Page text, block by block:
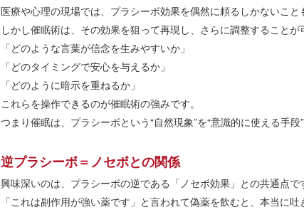
医療や心理の現場では、プラシーボ効果を偶然に頼るしかないこと
しかし催眠術は、その効果を狙って再現し、さらに調整することが
「どのような言葉が信念を生みやすいか」
「どのタイミングで安心を与えるか」
「どのように暗示を重ねるか」
これらを操作できるのが催眠術の強みです。
つまり催眠は、プラシーボという“自然現象”を“意識的に使える手
逆プラシーボ＝ノセボとの関係
興味深いのは、プラシーボの逆である「ノセボ効果」との共通点で
「これは副作用が強い薬です」と言われて偽薬を飲むと、本当に吐